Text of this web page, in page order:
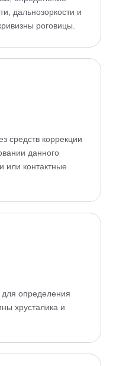
дальнозоркости и
роговицы.
средств коррекции
данного
или контактные
для определения
хрусталика и